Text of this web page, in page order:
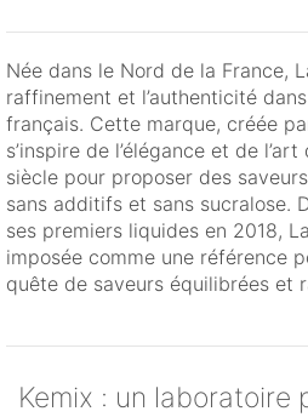
Née dans le Nord de la France,
raffinement et l’authenticité
français. Cette marque, créée
s’inspire de l’élégance et de
siècle pour proposer des
sans additifs et sans sucralose.
ses premiers liquides en 2018,
imposée comme une référence
quête de saveurs équilibrées et
Kemix : un laboratoire